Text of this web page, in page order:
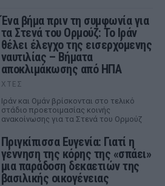
Ένα βήμα πριν τη συμφωνία για
τα Στενά του Ορμούζ: Το Ιράν
θέλει έλεγχο της εισερχόμενης
ναυτιλίας – Βήματα
αποκλιμάκωσης από ΗΠΑ
ΧΤΕΣ
Ιράν και Ομάν βρίσκονται στο τελικό
στάδιο προετοιμασίας κοινής
ανακοίνωσης για τα Στενά του Ορμούζ
Πριγκίπισσα Ευγενία: Γιατί η
γέννηση της κόρης της «σπάει»
μια παράδοση δεκαετιών της
βασιλικής οικογένειας